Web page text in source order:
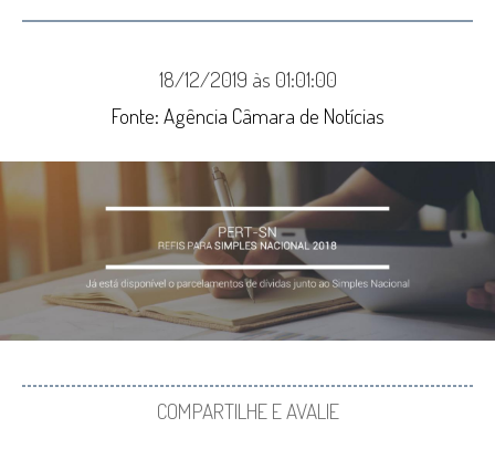
18/12/2019 às 01:01:00
Fonte: Agência Câmara de Notícias
COMPARTILHE E AVALIE